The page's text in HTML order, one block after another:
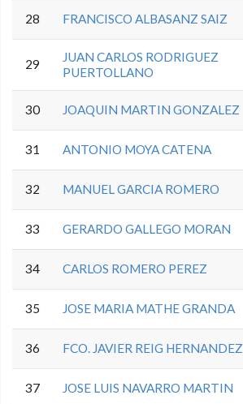
28 FRANCISCO ALBASANZ SAIZ
29
JUAN CARLOS RODRIGUEZ
PUERTOLLANO
30 JOAQUIN MARTIN GONZALEZ
31 ANTONIO MOYA CATENA
32 MANUEL GARCIA ROMERO
33 GERARDO GALLEGO MORAN
34 CARLOS ROMERO PEREZ
35 JOSE MARIA MATHE GRANDA
36 FCO. JAVIER REIG HERNANDEZ
37 JOSE LUIS NAVARRO MARTIN